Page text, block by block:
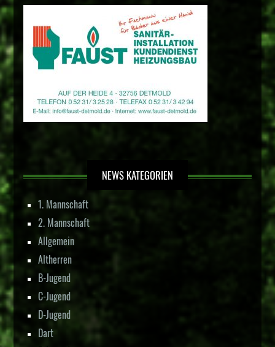
NEWS KATEGORIEN
1. Mannschaft
2. Mannschaft
Allgemein
Altherren
B-Jugend
C-Jugend
D-Jugend
Dart